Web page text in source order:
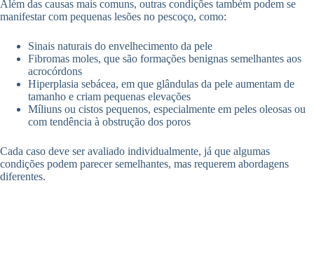
Além das causas mais comuns, outras condições também podem se
manifestar com pequenas lesões no pescoço, como:
Sinais naturais do envelhecimento da pele
Fibromas moles, que são formações benignas semelhantes aos
acrocórdons
Hiperplasia sebácea, em que glândulas da pele aumentam de
tamanho e criam pequenas elevações
Míliuns ou cistos pequenos, especialmente em peles oleosas ou
com tendência à obstrução dos poros
Cada caso deve ser avaliado individualmente, já que algumas
condições podem parecer semelhantes, mas requerem abordagens
diferentes.